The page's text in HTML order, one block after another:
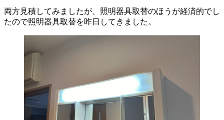
両方見積してみましたが、照明器具取替のほうが経済的でし
たので照明器具取替を昨日してきました。